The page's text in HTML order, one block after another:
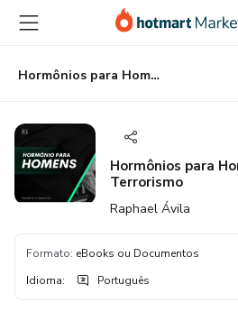
para
conteúdo
principal
para
pagamento
para
rodapé
Hormônios para Homens- Prudência sem Terrorismo
Hormônios para
Terrorismo
Raphael Ávila
Formato: eBooks ou Documentos
Idioma: Português